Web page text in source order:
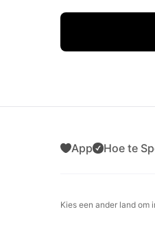
App Hoe te
Kies een ander land om